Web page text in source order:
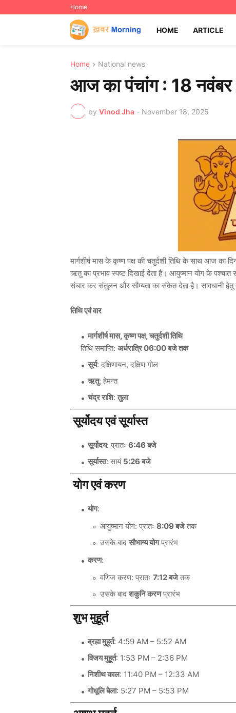
Home
HOME ARTICLE
Home National news
आज का पंचांग : 18
by Vinod Jha - November 18, 2025
मार्गशीर्ष मास के कृष्ण पक्ष की चतुर्दशी तिथि के साथ आज का
ऋतु का प्रभाव स्पष्ट दिखाई देता है। आयुष्मान योग के पश्चात
संचार कर संतुलन और सौम्यता का संकेत देता है। सावधानी
तिथि एवं वार
मार्गशीर्ष मास, कृष्ण पक्ष, चतुर्दशी तिथि
तिथि समाप्ति: अर्धरात्रि 06:00 बजे तक
सूर्य: दक्षिणायन, दक्षिण गोल
ऋतु: हेमन्त
चंद्र राशि: तुला
सूर्योदय एवं सूर्यास्त
सूर्योदय: प्रातः 6:46 बजे
सूर्यास्त: सायं 5:26 बजे
योग एवं करण
योग:
आयुष्मान योग: प्रातः 8:09 बजेतक
उसके बाद सौभाग्य योगप्रारंभ
करण:
वणिज करण: प्रातः 7:12 बजेतक
उसके बाद शकुनि करणप्रारंभ
शुभ मुहूर्त
ब्रह्म मुहूर्त: 4:59 AM – 5:52 AM
विजय मुहूर्त: 1:53 PM – 2:36 PM
निशीथ काल: 11:40 PM – 12:33 AM
गोधूलि बेला: 5:27 PM – 5:53 PM